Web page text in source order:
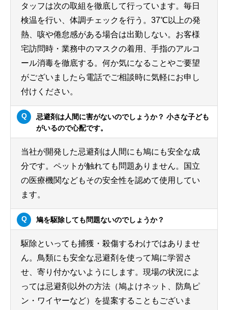
タッフは次の取組を徹底して行っています。毎日
検温を行い、体調チェックを行う。37℃以上の発
熱、咳や倦怠感がある場合は出勤しない。お客様
宅訪問時・業務中のマスクの着用、手指のアルコ
ール消毒を徹底する。何か気になることやご要望
がございましたら電話でご相談時に気軽にお申し
付けください。
忌避剤は人間に害がないのでしょうか？ 小さな子ども
がいるので心配です。
当社が開発した忌避剤は人間にも鳩にも安全な成
分です。ペットが触れても問題ありません。国立
の医療機関などもその安全性を認めて使用してい
ます。
鳩を駆除しても問題ないのでしょうか？
駆除といっても捕獲・殺傷するわけではありませ
ん。鳥類にも安全な忌避剤を使って鳩に学習さ
せ、寄り付かないようにします。現場の状況によ
っては忌避剤以外の方法（鳩よけネット、防鳥ピ
ン・ワイヤーなど）を提案することもございま